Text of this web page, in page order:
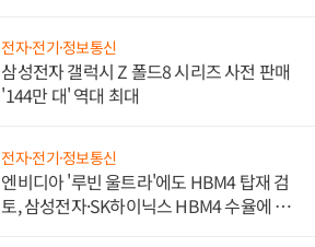
전자·전기·정보통신
삼성전자 갤럭시 Z 폴드8 시리즈 사전 판매
'144만 대' 역대 최대
전자·전기·정보통신
엔비디아 '루빈 울트라'에도 HBM4 탑재 검
토, 삼성전자·SK하이닉스 HBM4 수율에 주